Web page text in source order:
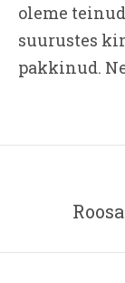
oleme
suurustes
pakkinud.